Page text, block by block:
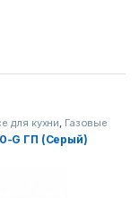
для кухни, Газовые
G ГП (Серый)